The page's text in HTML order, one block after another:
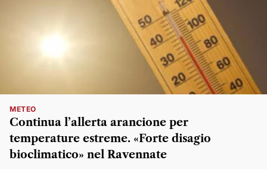
METEO
Continua l’allerta arancione per
temperature estreme. «Forte disagio
bioclimatico» nel Ravennate